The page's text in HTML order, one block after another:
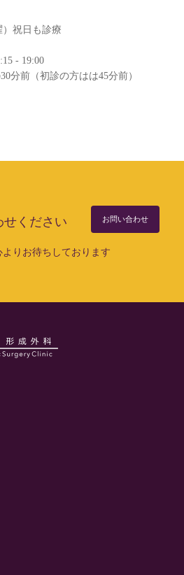
祝日も診療
- 19:00
分前（初診の方はは45分前）
ください お問い合わせ
よりお待ちしております